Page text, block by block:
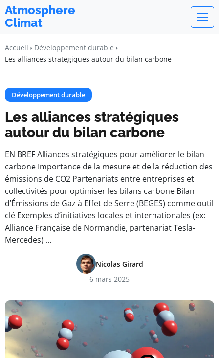
Atmosphere
Climat
Accueil
Développement durable
Les alliances stratégiques autour du bilan carbone
Développement durable
Les alliances stratégiques
autour du bilan carbone
EN BREF Alliances stratégiques pour améliorer le bilan
carbone Importance de la mesure et de la réduction des
émissions de CO2 Partenariats entre entreprises et
collectivités pour optimiser les bilans carbone Bilan
d’Émissions de Gaz à Effet de Serre (BEGES) comme outil
clé Exemples d’initiatives locales et internationales (ex:
Alliance Française de Normandie, partenariat Tesla-
Mercedes) …
Nicolas Girard
6 mars 2025